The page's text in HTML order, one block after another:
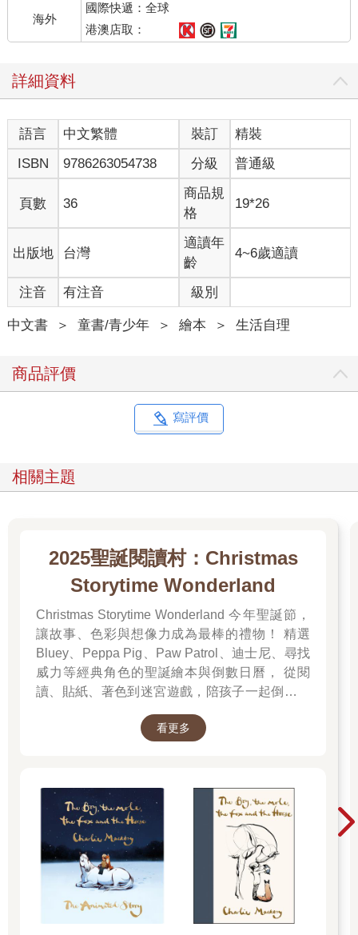
海外
國際快遞：全球
港澳店取：
詳細資料
語言 中文繁體 裝訂
精裝
ISBN
9786263054738 分級 普通級
頁數 36
商品規
格
19*26
出版地 台灣
適讀年
齡
4~6歲適讀
注音 有注音 級別
中文書 ＞ 童書/青少年 ＞ 繪本 ＞ 生活自理
商品評價
寫評價
相關主題
2025聖誕閱讀村：Christmas
Storytime Wonderland
Christmas Storytime Wonderland 今年聖誕節，
讓故事、色彩與想像力成為最棒的禮物！ 精選
Bluey、Peppa Pig、Paw Patrol、迪士尼、尋找
威力等經典角色的聖誕繪本與倒數日曆， 從閱
讀、貼紙、著色到迷宮遊戲，陪孩子一起倒數歡
滿的驚喜與節慶溫度， Read it, Play it, Feel the
看更多